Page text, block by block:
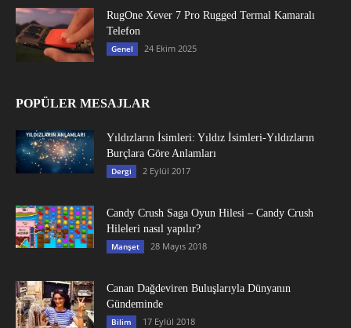
RugOne Xever 7 Pro Rugged Termal Kamaralı
Telefon
Genel 24 Ekim 2025
POPÜLER MESAJLAR
Yıldızların İsimleri: Yıldız İsimleri-Yıldızların
Burçlara Göre Anlamları
Dergi 2 Eylül 2017
Candy Crush Saga Oyun Hilesi – Candy Crush
Hileleri nasıl yapılır?
Manşet 28 Mayıs 2018
Canan Dağdeviren Buluşlarıyla Dünyanın
Gündeminde
Bilim 17 Eylül 2018